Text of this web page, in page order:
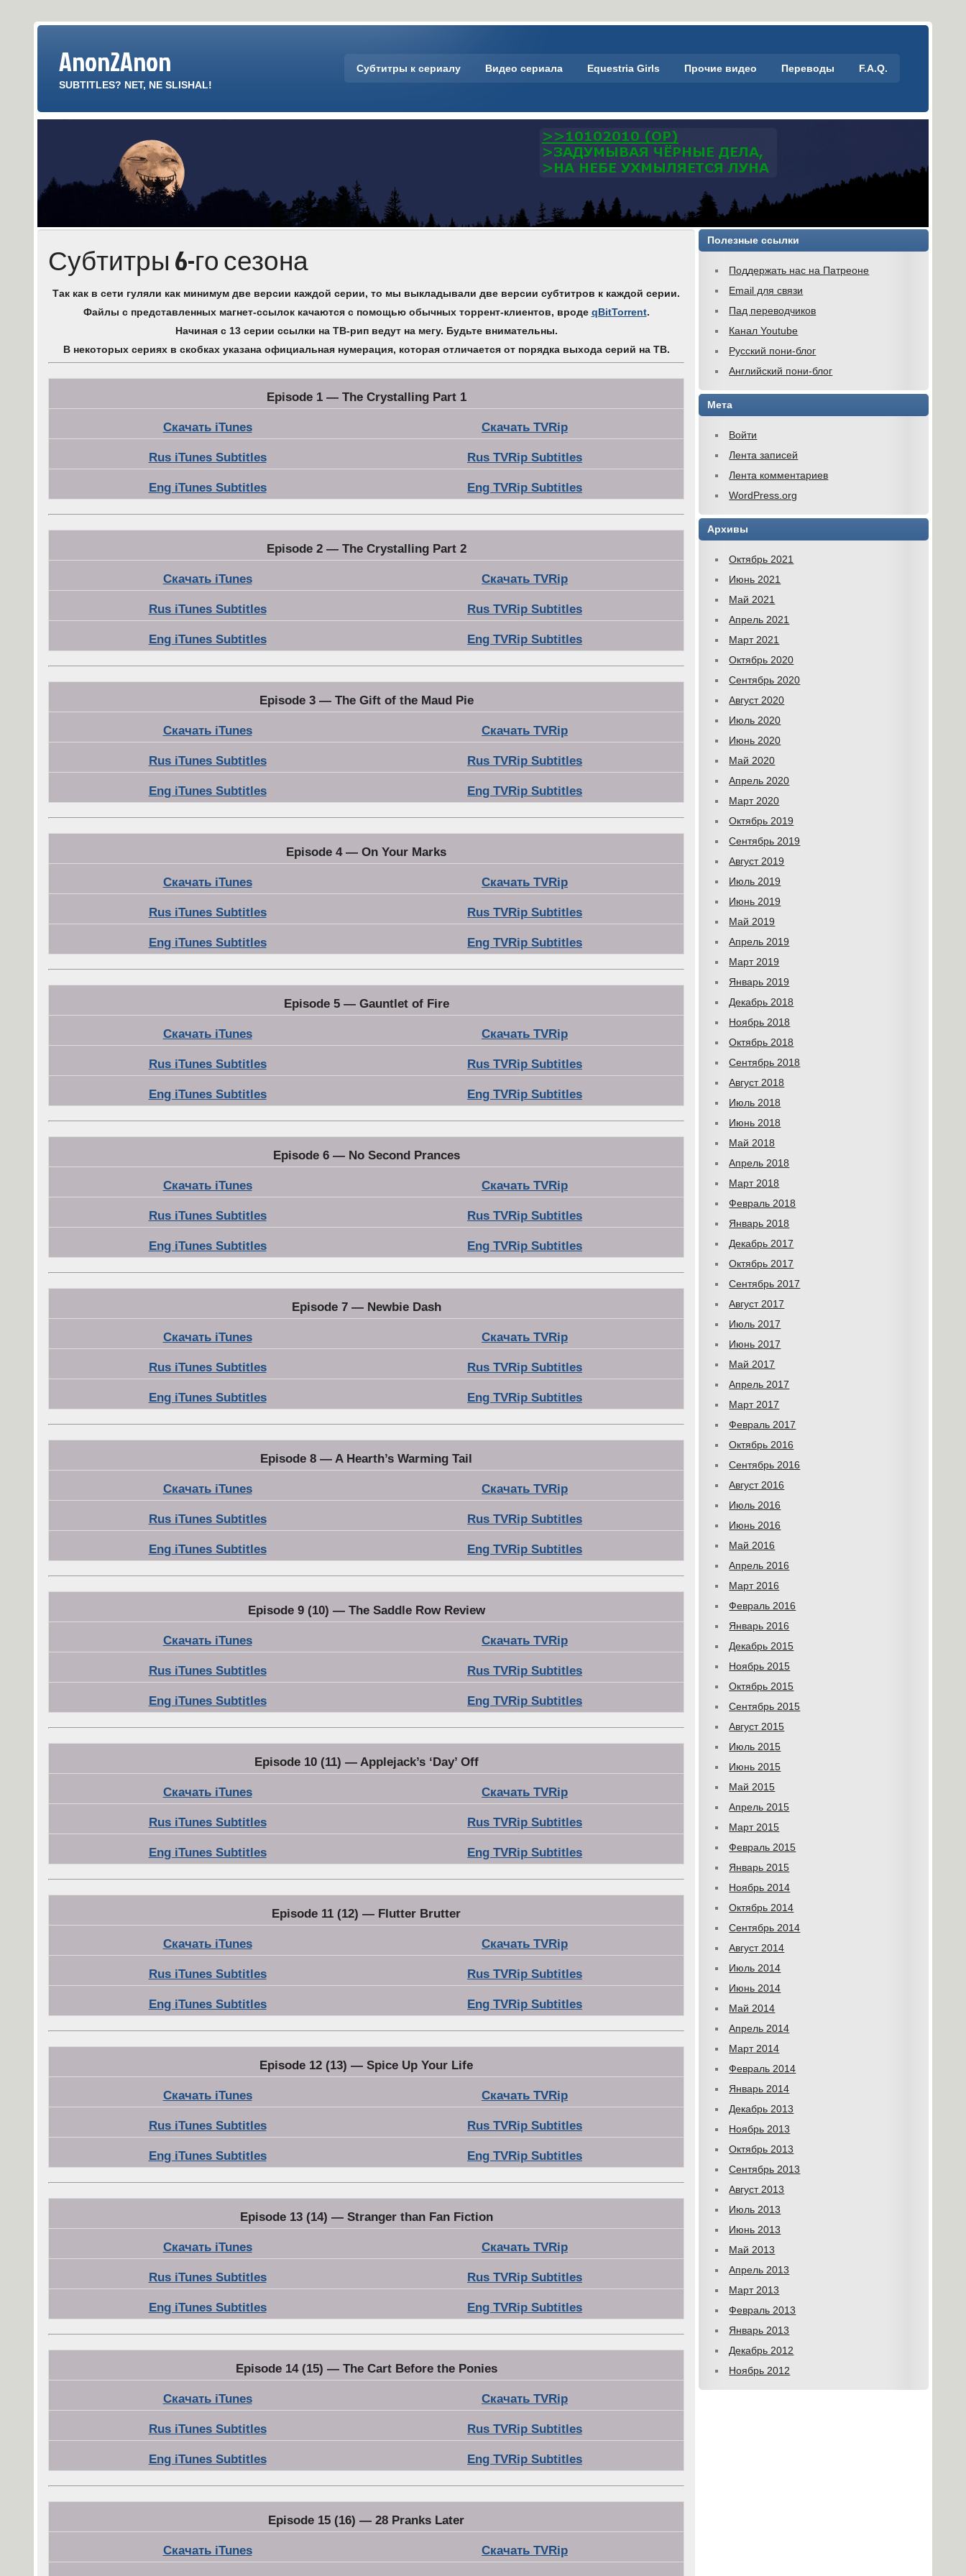
Anon2Anon
SUBTITLES? NET, NE SLISHAL!
Субтитры к сериалу Видео сериала Equestria Girls Прочие видео Переводы F.A.Q.
Субтитры 6-го сезона
Так как в сети гуляли как минимум две версии каждой серии, то мы выкладывали две версии субтитров к каждой серии.
Файлы с представленных магнет-ссылок качаются с помощью обычных торрент-клиентов, вроде qBitTorrent.
Начиная с 13 серии ссылки на ТВ-рип ведут на мегу. Будьте внимательны.
В некоторых сериях в скобках указана официальная нумерация, которая отличается от порядка выхода серий на ТВ.
Episode 1 — The Crystalling Part 1
Скачать iTunes Скачать TVRip
Rus iTunes Subtitles Rus TVRip Subtitles
Eng iTunes Subtitles Eng TVRip Subtitles
Episode 2 — The Crystalling Part 2
Скачать iTunes Скачать TVRip
Rus iTunes Subtitles Rus TVRip Subtitles
Eng iTunes Subtitles Eng TVRip Subtitles
Episode 3 — The Gift of the Maud Pie
Скачать iTunes Скачать TVRip
Rus iTunes Subtitles Rus TVRip Subtitles
Eng iTunes Subtitles Eng TVRip Subtitles
Episode 4 — On Your Marks
Скачать iTunes Скачать TVRip
Rus iTunes Subtitles Rus TVRip Subtitles
Eng iTunes Subtitles Eng TVRip Subtitles
Episode 5 — Gauntlet of Fire
Скачать iTunes Скачать TVRip
Rus iTunes Subtitles Rus TVRip Subtitles
Eng iTunes Subtitles Eng TVRip Subtitles
Episode 6 — No Second Prances
Скачать iTunes Скачать TVRip
Rus iTunes Subtitles Rus TVRip Subtitles
Eng iTunes Subtitles Eng TVRip Subtitles
Episode 7 — Newbie Dash
Скачать iTunes Скачать TVRip
Rus iTunes Subtitles Rus TVRip Subtitles
Eng iTunes Subtitles Eng TVRip Subtitles
Episode 8 — A Hearth’s Warming Tail
Скачать iTunes Скачать TVRip
Rus iTunes Subtitles Rus TVRip Subtitles
Eng iTunes Subtitles Eng TVRip Subtitles
Episode 9 (10) — The Saddle Row Review
Скачать iTunes Скачать TVRip
Rus iTunes Subtitles Rus TVRip Subtitles
Eng iTunes Subtitles Eng TVRip Subtitles
Episode 10 (11) — Applejack’s ‘Day’ Off
Скачать iTunes Скачать TVRip
Rus iTunes Subtitles Rus TVRip Subtitles
Eng iTunes Subtitles Eng TVRip Subtitles
Episode 11 (12) — Flutter Brutter
Скачать iTunes Скачать TVRip
Rus iTunes Subtitles Rus TVRip Subtitles
Eng iTunes Subtitles Eng TVRip Subtitles
Episode 12 (13) — Spice Up Your Life
Скачать iTunes Скачать TVRip
Rus iTunes Subtitles Rus TVRip Subtitles
Eng iTunes Subtitles Eng TVRip Subtitles
Episode 13 (14) — Stranger than Fan Fiction
Скачать iTunes Скачать TVRip
Rus iTunes Subtitles Rus TVRip Subtitles
Eng iTunes Subtitles Eng TVRip Subtitles
Episode 14 (15) — The Cart Before the Ponies
Скачать iTunes Скачать TVRip
Rus iTunes Subtitles Rus TVRip Subtitles
Eng iTunes Subtitles Eng TVRip Subtitles
Episode 15 (16) — 28 Pranks Later
Скачать iTunes Скачать TVRip
Полезные ссылки
Поддержать нас на Патреоне
Email для связи
Пад переводчиков
Канал Youtube
Русский пони-блог
Английский пони-блог
Мета
Войти
Лента записей
Лента комментариев
WordPress.org
Архивы
Октябрь 2021
Июнь 2021
Май 2021
Апрель 2021
Март 2021
Октябрь 2020
Сентябрь 2020
Август 2020
Июль 2020
Июнь 2020
Май 2020
Апрель 2020
Март 2020
Октябрь 2019
Сентябрь 2019
Август 2019
Июль 2019
Июнь 2019
Май 2019
Апрель 2019
Март 2019
Январь 2019
Декабрь 2018
Ноябрь 2018
Октябрь 2018
Сентябрь 2018
Август 2018
Июль 2018
Июнь 2018
Май 2018
Апрель 2018
Март 2018
Февраль 2018
Январь 2018
Декабрь 2017
Октябрь 2017
Сентябрь 2017
Август 2017
Июль 2017
Июнь 2017
Май 2017
Апрель 2017
Март 2017
Февраль 2017
Октябрь 2016
Сентябрь 2016
Август 2016
Июль 2016
Июнь 2016
Май 2016
Апрель 2016
Март 2016
Февраль 2016
Январь 2016
Декабрь 2015
Ноябрь 2015
Октябрь 2015
Сентябрь 2015
Август 2015
Июль 2015
Июнь 2015
Май 2015
Апрель 2015
Март 2015
Февраль 2015
Январь 2015
Ноябрь 2014
Октябрь 2014
Сентябрь 2014
Август 2014
Июль 2014
Июнь 2014
Май 2014
Апрель 2014
Март 2014
Февраль 2014
Январь 2014
Декабрь 2013
Ноябрь 2013
Октябрь 2013
Сентябрь 2013
Август 2013
Июль 2013
Июнь 2013
Май 2013
Апрель 2013
Март 2013
Февраль 2013
Январь 2013
Декабрь 2012
Ноябрь 2012